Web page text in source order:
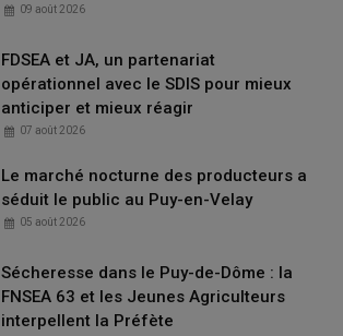
09 août 2026
FDSEA et JA, un partenariat
opérationnel avec le SDIS pour mieux
anticiper et mieux réagir
07 août 2026
Le marché nocturne des producteurs a
séduit le public au Puy-en-Velay
05 août 2026
Sécheresse dans le Puy-de-Dôme : la
FNSEA 63 et les Jeunes Agriculteurs
interpellent la Préfète